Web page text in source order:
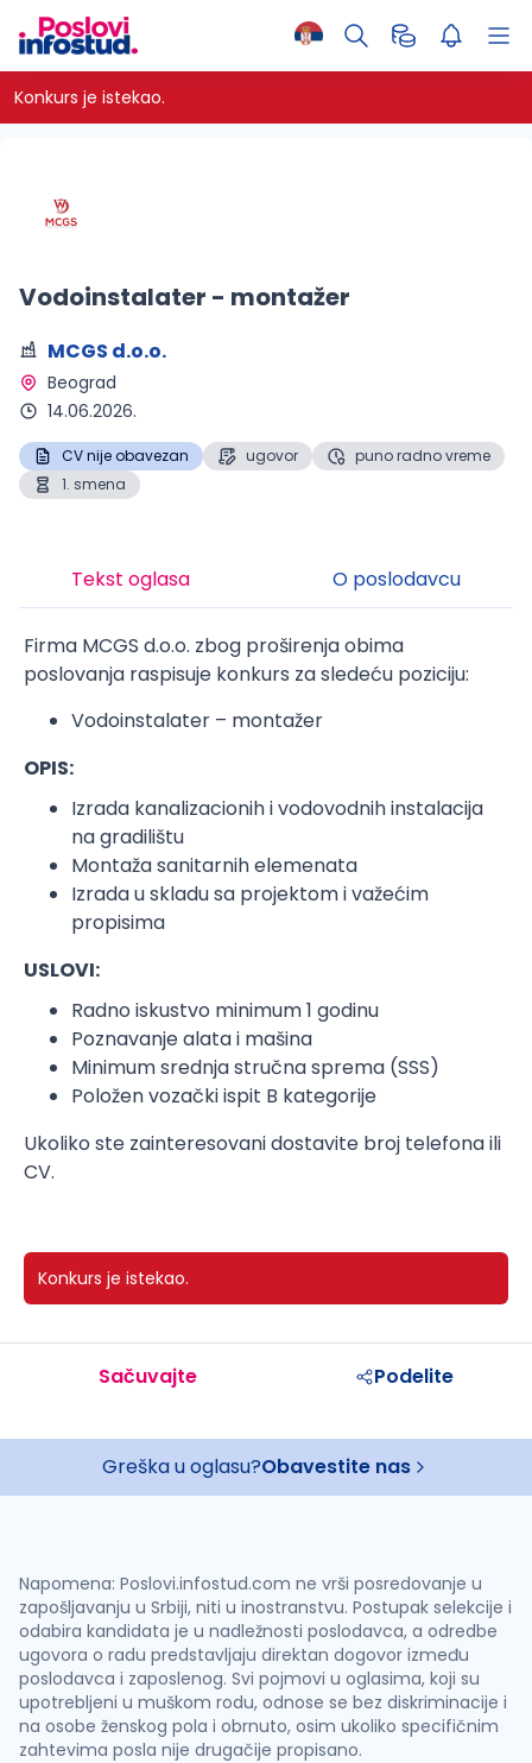
Konkurs je istekao.
Vodoinstalater - montažer
MCGS d.o.o.
Beograd
14.06.2026.
CV nije obavezan ugovor
puno radno vreme
1. smena
Tekst oglasa O poslodavcu
Firma MCGS d.o.o. zbog proširenja obima
poslovanja raspisuje konkurs za sledeću poziciju:
Vodoinstalater – montažer
OPIS:
Izrada kanalizacionih i vodovodnih instalacija
na gradilištu
Montaža sanitarnih elemenata
Izrada u skladu sa projektom i važećim
propisima
USLOVI:
Radno iskustvo minimum 1 godinu
Poznavanje alata i mašina
Minimum srednja stručna sprema (SSS)
Položen vozački ispit B kategorije
Ukoliko ste zainteresovani dostavite broj telefona ili
CV.
Konkurs je istekao.
Sačuvajte Podelite
Greška u oglasu?Obavestite nas
Napomena: Poslovi.infostud.com ne vrši posredovanje u
zapošljavanju u Srbiji, niti u inostranstvu. Postupak selekcije i
odabira kandidata je u nadležnosti poslodavca, a odredbe
ugovora o radu predstavljaju direktan dogovor između
poslodavca i zaposlenog. Svi pojmovi u oglasima, koji su
upotrebljeni u muškom rodu, odnose se bez diskriminacije i
na osobe ženskog pola i obrnuto, osim ukoliko specifičnim
zahtevima posla nije drugačije propisano.